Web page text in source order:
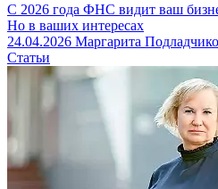
С 2026 года ФНС видит ваш
Но в ваших интересах
24.04.2026 Маргарита
Статьи